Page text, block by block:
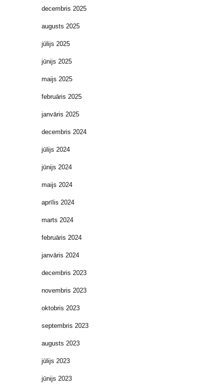
decembris 2025
augusts 2025
jūlijs 2025
jūnijs 2025
maijs 2025
februāris 2025
janvāris 2025
decembris 2024
jūlijs 2024
jūnijs 2024
maijs 2024
aprīlis 2024
marts 2024
februāris 2024
janvāris 2024
decembris 2023
novembris 2023
oktobris 2023
septembris 2023
augusts 2023
jūlijs 2023
jūnijs 2023